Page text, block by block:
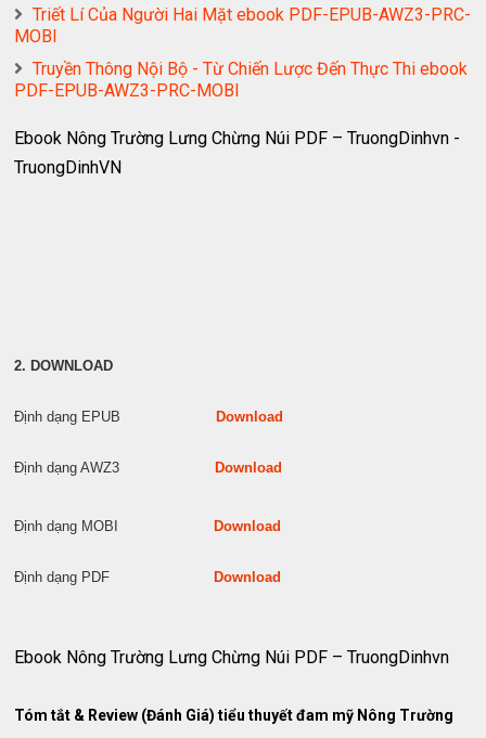
Triết Lí Của Người Hai Mặt ebook PDF-EPUB-AWZ3-PRC-
MOBI
Truyền Thông Nội Bộ - Từ Chiến Lược Đến Thực Thi ebook
PDF-EPUB-AWZ3-PRC-MOBI
Ebook Nông Trường Lưng Chừng Núi PDF – TruongDinhvn -
TruongDinhVN
2. DOWNLOAD
Định dạng EPUB Download
Định dạng AWZ3 Download
Định dạng MOBI Download
Định dạng PDF Download
Ebook Nông Trường Lưng Chừng Núi PDF – TruongDinhvn
Tóm tắt & Review (Đánh Giá) tiểu thuyết đam mỹ Nông Trường